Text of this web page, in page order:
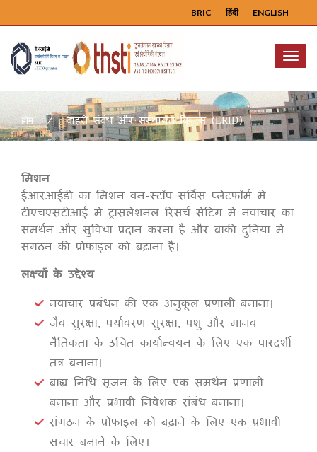
ENGLISH
हिंदी
BRIC
Menu
होम बाहरी संबंध और संस्थागत विकास (ERID)
मिशन
ईआरआईडी का मिशन वन-स्टॉप सर्विस प्लेटफॉर्म में
टीएचएसटीआई में ट्रांसलेशनल रिसर्च सेटिंग में नवाचार का
समर्थन और सुविधा प्रदान करना है और बाकी दुनिया में
संगठन की प्रोफाइल को बढ़ाना है।
लक्ष्यों के उद्देश्य
नवाचार प्रबंधन की एक अनुकूल प्रणाली बनाना।
जैव सुरक्षा, पर्यावरण सुरक्षा, पशु और मानव
नैतिकता के उचित कार्यान्वयन के लिए एक पारदर्शी
तंत्र बनाना।
बाह्य निधि सृजन के लिए एक समर्थन प्रणाली
बनाना और प्रभावी निवेशक संबंध बनाना।
संगठन के प्रोफाइल को बढ़ाने के लिए एक प्रभावी
संचार बनाने के लिए।